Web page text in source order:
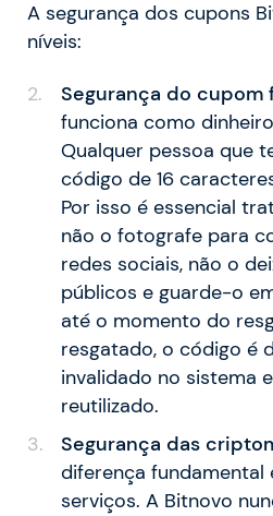
A segurança dos cupons
níveis:
Segurança do cupom
funciona como
Qualquer pessoa que
código de 16
Por isso é essencial
não o fotografe para
redes sociais, não o
públicos e guarde-o
até o momento do
resgatado, o código é
invalidado no sistema
reutilizado.
Segurança das
diferença fundamental
serviços. A Bitnovo